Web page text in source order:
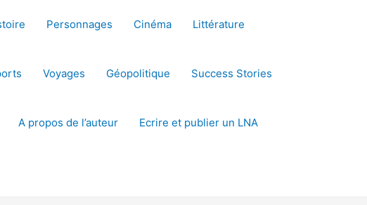
Personnages Cinéma Littérature
Voyages Géopolitique Success Stories
A propos de l’auteur Ecrire et publier un LNA